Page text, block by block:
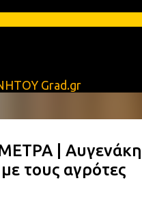
ΑΓΓΕΛΙΕΣ
Grad.gr
|
τους αγρότες